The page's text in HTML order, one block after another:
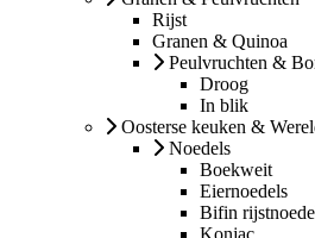
Rijst
Granen & Quinoa
Peulvruchten &
Droog
In blik
Oosterse keuken &
Noedels
Boekweit
Eiernoedels
Bifin
Konjac